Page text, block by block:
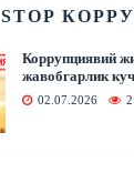
STOP
Коррупциявий
жавобгарлик
02.07.2026